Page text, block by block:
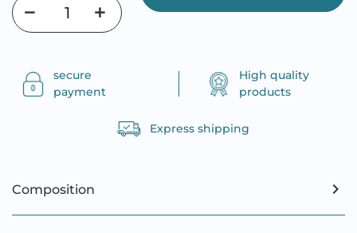
secure
payment
High quality
products
Express shipping
Composition